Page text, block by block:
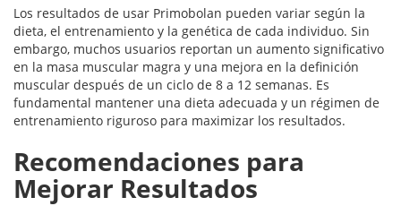
Los resultados de usar Primobolan pueden variar según la
dieta, el entrenamiento y la genética de cada individuo. Sin
embargo, muchos usuarios reportan un aumento significativo
en la masa muscular magra y una mejora en la definición
muscular después de un ciclo de 8 a 12 semanas. Es
fundamental mantener una dieta adecuada y un régimen de
entrenamiento riguroso para maximizar los resultados.
Recomendaciones para
Mejorar Resultados